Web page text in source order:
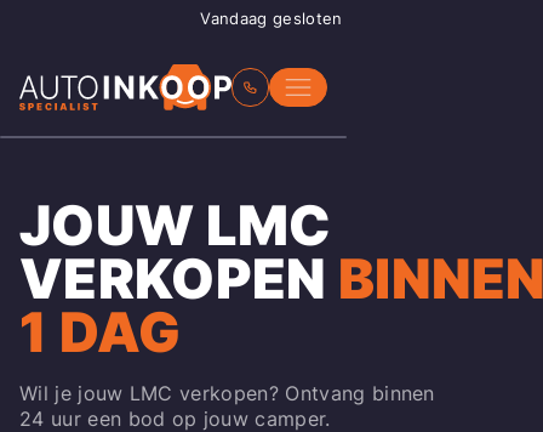
Vandaag gesloten
JOUW LMC
VERKOPEN
1 DAG
Wil je jouw LMC verkopen? Ontvang binnen
24 uur een bod op jouw camper.